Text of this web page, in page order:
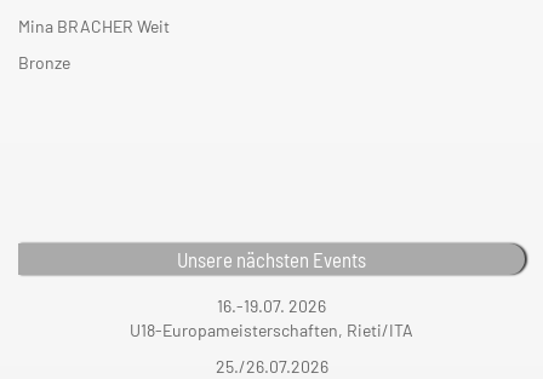
Mina BRACHER Weit
Bronze
Unsere nächsten Events
16.-19.07. 2026
U18-Europameisterschaften, Rieti/ITA
25./26.07.2026